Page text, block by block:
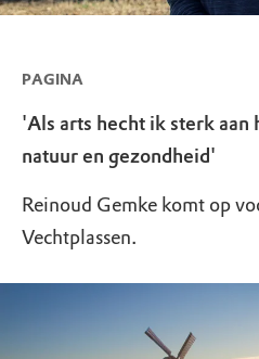
PAGINA
'Als arts hecht ik sterk aan
natuur en gezondheid'
Reinoud Gemke komt op
Vechtplassen.